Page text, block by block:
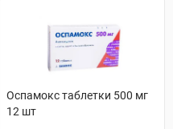
Оспамокс таблетки 500 мг
12 шт